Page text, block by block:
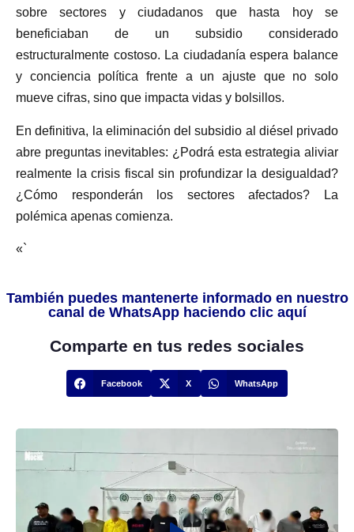
sobre sectores y ciudadanos que hasta hoy se
beneficiaban de un subsidio considerado
estructuralmente costoso. La ciudadanía espera balance
y conciencia política frente a un ajuste que no solo
mueve cifras, sino que impacta vidas y bolsillos.
En definitiva, la eliminación del subsidio al diésel privado
abre preguntas inevitables: ¿Podrá esta estrategia aliviar
realmente la crisis fiscal sin profundizar la desigualdad?
¿Cómo responderán los sectores afectados? La
polémica apenas comienza.
«`
También puedes mantenerte informado en nuestro
canal de WhatsApp haciendo clic aquí
Comparte en tus redes sociales
Facebook X WhatsApp